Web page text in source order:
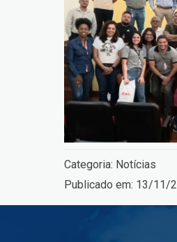
Categoria: Notícias
Publicado em: 13/11/